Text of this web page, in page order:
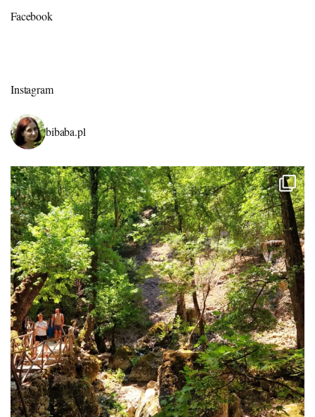
Facebook
Instagram
bibaba.pl